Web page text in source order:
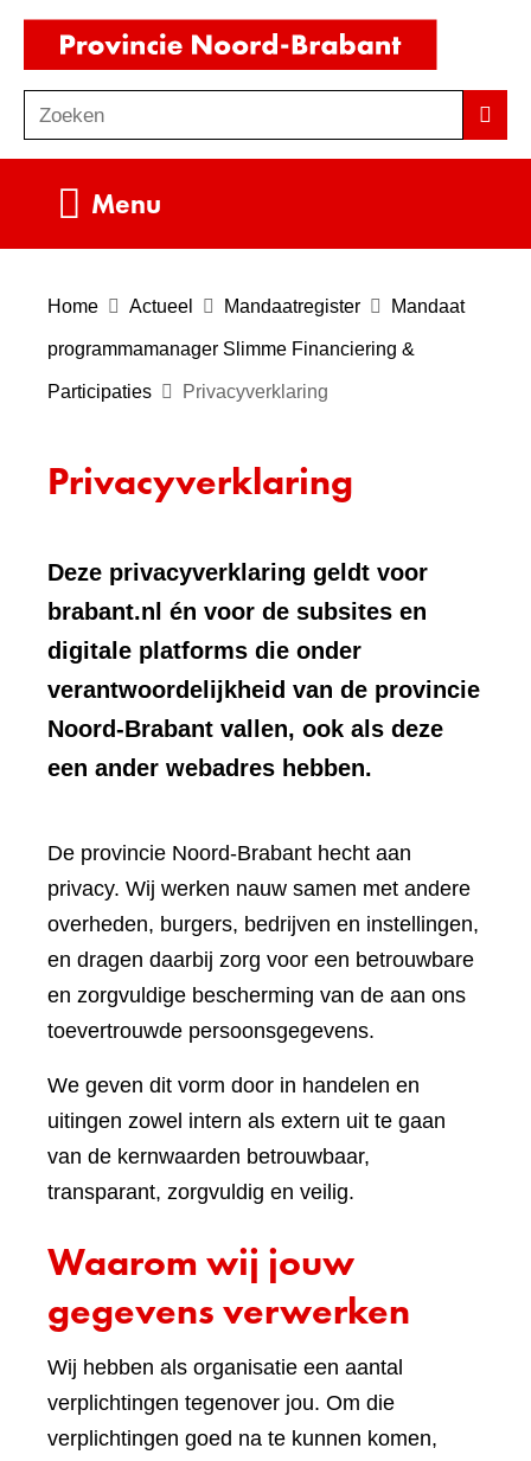
Ga
de
inhoud
o
e
Zoeken
Menu
Home Actueel Mandaatregister Mandaat
programmamanager Slimme Financiering &
Participaties Privacyverklaring
Privacyverklaring
Deze privacyverklaring geldt voor
brabant.nl én voor de subsites en
digitale platforms die onder
verantwoordelijkheid van de provincie
Noord-Brabant vallen, ook als deze
een ander webadres hebben.
De provincie Noord-Brabant hecht aan
privacy. Wij werken nauw samen met andere
overheden, burgers, bedrijven en instellingen,
en dragen daarbij zorg voor een betrouwbare
en zorgvuldige bescherming van de aan ons
toevertrouwde persoonsgegevens.
We geven dit vorm door in handelen en
uitingen zowel intern als extern uit te gaan
van de kernwaarden betrouwbaar,
transparant, zorgvuldig en veilig.
Waarom wij jouw
gegevens verwerken
Wij hebben als organisatie een aantal
verplichtingen tegenover jou. Om die
verplichtingen goed na te kunnen komen,